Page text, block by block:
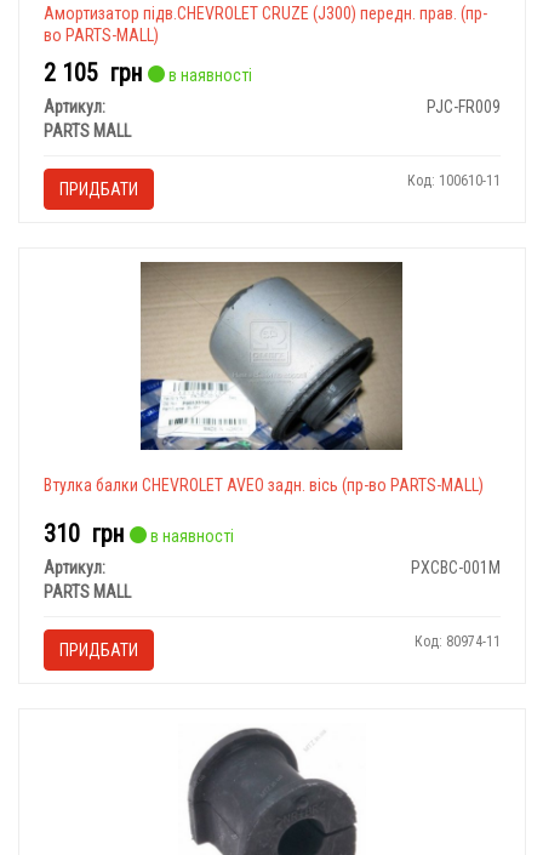
Амортизатор підв.CHEVROLET CRUZE (J300) передн. прав. (пр-
во PARTS-MALL)
2 105 грн
в наявності
Артикул:
PJC-FR009
PARTS MALL
ПРИДБАТИ Код: 100610-11
Втулка балки CHEVROLET AVEO задн. вісь (пр-во PARTS-MALL)
310 грн
в наявності
Артикул:
PXCBC-001M
PARTS MALL
ПРИДБАТИ Код: 80974-11